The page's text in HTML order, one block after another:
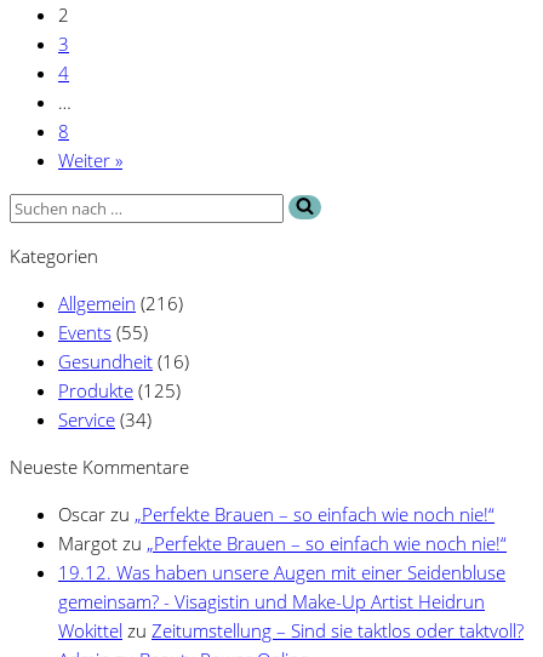
den
Sommer!
2
3
4
…
8
Weiter »
Suchen
Kategorien
Allgemein (216)
Events (55)
Gesundheit (16)
Produkte (125)
Service (34)
Neueste Kommentare
Oscar zu „Perfekte Brauen – so einfach wie noch nie!“
Margot zu „Perfekte Brauen – so einfach wie noch nie!“
19.12. Was haben unsere Augen mit einer Seidenbluse
gemeinsam? - Visagistin und Make-Up Artist Heidrun
Wokittel zu Zeitumstellung – Sind sie taktlos oder taktvoll?